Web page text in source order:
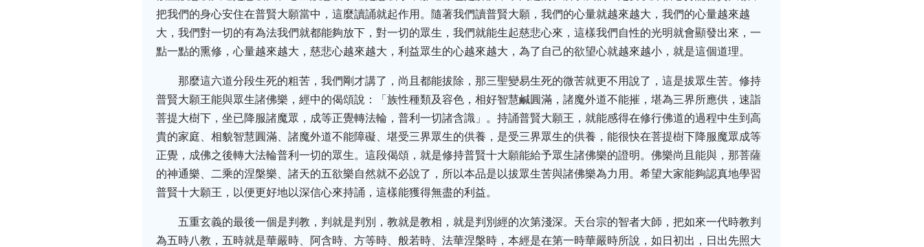
把我們的身心安住在普賢大願當中，這麼讀誦就起作用。隨著我們讀普賢大願，我們的心量就越來越大，我們的心量越來越
大，我們對一切的有為法我們就都能夠放下，對一切的眾生，我們就能生起慈悲心來，這樣我們自性的光明就會顯發出來，一
點一點的熏修，心量越來越大，慈悲心越來越大，利益眾生的心越來越大，為了自己的欲望心就越來越小，就是這個道理。
那麼這六道分段生死的粗苦，我們剛才講了，尚且都能拔除，那三聖變易生死的微苦就更不用說了，這是拔眾生苦。修持
普賢大願王能與眾生諸佛樂，經中的偈頌說：「族性種類及容色，相好智慧鹹圓滿，諸魔外道不能摧，堪為三界所應供，速詣
菩提大樹下，坐已降服諸魔眾，成等正覺轉法輪，普利一切諸含識」。持誦普賢大願王，就能感得在修行佛道的過程中生到高
貴的家庭、相貌智慧圓滿、諸魔外道不能障礙、堪受三界眾生的供養，是受三界眾生的供養，能很快在菩提樹下降服魔眾成等
正覺，成佛之後轉大法輪普利一切的眾生。這段偈頌，就是修持普賢十大願能給予眾生諸佛樂的證明。佛樂尚且能與，那菩薩
的神通樂、二乘的涅槃樂、諸天的五欲樂自然就不必說了，所以本品是以拔眾生苦與諸佛樂為力用。希望大家能夠認真地學習
普賢十大願王，以便更好地以深信心來持誦，這樣能獲得無盡的利益。
五重玄義的最後一個是判教，判就是判別，教就是教相，就是判別經的次第淺深。天台宗的智者大師，把如來一代時教判
為五時八教，五時就是華嚴時、阿含時、方等時、般若時、法華涅槃時，本經是在第一時華嚴時所說，如日初出，日出先照大